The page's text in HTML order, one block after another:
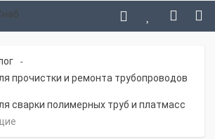
-
прочистки и ремонта трубопроводов
сварки полимерных труб и платмасс